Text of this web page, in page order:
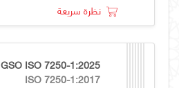
نظرة سريعة
GSO ISO 7250-1:2025
ISO 7250-1:2017